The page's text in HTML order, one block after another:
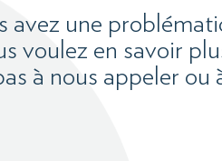
avez une
voulez en savoir
à nous appeler ou